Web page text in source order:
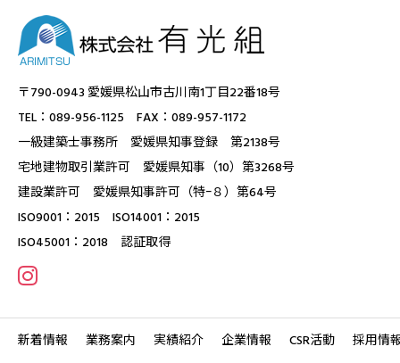
〒790-0943 愛媛県松山市古川南1丁目22番18号
TEL：089-956-1125 FAX：089-957-1172
一級建築士事務所 愛媛県知事登録 第2138号
宅地建物取引業許可 愛媛県知事（10）第3268号
建設業許可 愛媛県知事許可（特ｰ８）第64号
ISO9001：2015 ISO14001：2015
ISO45001：2018 認証取得
新着情報 業務案内 実績紹介 企業情報 CSR活動 採用情